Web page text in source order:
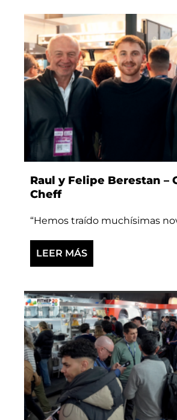
Raul y Felipe Berestan –
Cheff
“Hemos traído muchísimas
LEER MÁS